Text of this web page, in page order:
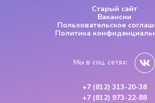
Старый сайт
Вакансии
Пользовательское
Политика
Мы в соц. сетях:
+7 (812) 313-20-38
+7 (812) 973-22-88